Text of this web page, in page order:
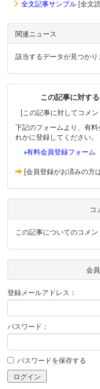
全文記事サンプル [全文
関連ニュース
該当するデータが見つかり
この記事に対す
[この記事に対してコメ
下記のフォームより、有
れかに登録してください。
有料会員登録フォーム
[会員登録がお済みの方
コ
この記事についてのコメン
会
登録メールアドレス：
パスワード：
パスワードを保存する